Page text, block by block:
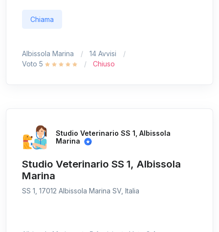
Chiama
Albissola Marina
14 Avvisi
Voto 5
Chiuso
Studio Veterinario SS 1, Albissola
Marina
Studio Veterinario SS 1, Albissola
Marina
SS 1, 17012 Albissola Marina SV, Italia